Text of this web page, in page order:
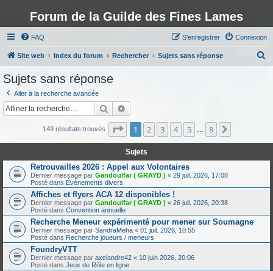
Forum de la Guilde des Fines Lames
FAQ Connexion
S’enregistrer
Site web Index du forum Rechercher Sujets sans réponse
c
r
Sujets sans réponse
Aller à la recherche avancée
Rechercher
149 résultats trouvés Page sur8
1 2 3 4 5 8
Sujets
Retrouvailles 2026 : Appel aux Volontaires
Dernier message par Gandoulfar ( GRAYD ) « 29 juil. 2026, 17:08
Posté dans Évènements divers
Affiches et flyers ACA 12 disponibles !
Dernier message par Gandoulfar ( GRAYD ) « 26 juil. 2026, 20:38
Posté dans Convention annuelle
Recherche Meneur expérimenté pour mener sur Soumagne
Dernier message par SandraMeha « 01 juil. 2026, 10:55
Posté dans Recherche joueurs / meneurs
FoundryVTT
Dernier message par axelandre42 « 10 juin 2026, 20:06
Posté dans Jeux de Rôle en ligne